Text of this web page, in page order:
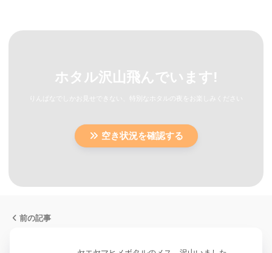
ホタル沢山飛んでいます!
りんぱなでしかお見せできない、特別なホタルの夜をお楽しみください
空き状況を確認する
前の記事